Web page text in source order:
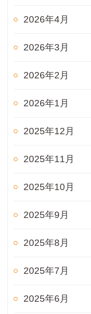
2026年4月
2026年3月
2026年2月
2026年1月
2025年12月
2025年11月
2025年10月
2025年9月
2025年8月
2025年7月
2025年6月